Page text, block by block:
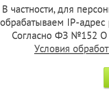
В частности, для
обрабатываем IP-
Согласно ФЗ №152 О
Условия